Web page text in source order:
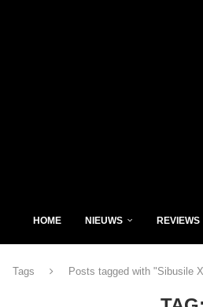
HOME NIEUWS REVIEWS
Tags Posts tagged with "Sibusile